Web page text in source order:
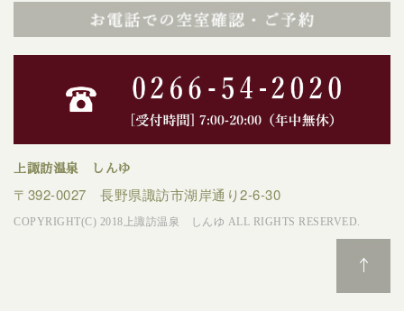
上諏訪温泉 しんゆ
〒392-0027 長野県諏訪市湖岸通り2-6-30
COPYRIGHT(C) 2018上諏訪温泉 しんゆ ALL RIGHTS RESERVED.